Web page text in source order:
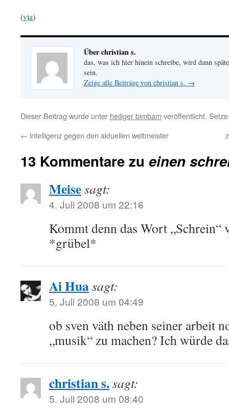
(via)
Über christian s.
das, was ich hier hinein schreibe, wird dann
sein.
Zeige alle Beiträge von christian s. →
Dieser Beitrag wurde unter heiliger bimbam veröffentlicht.
← intelligenz gegen den aktuellen weltmeister
13 Kommentare zu einen
Meisesagt:
4. Juli 2008 um 22:16
Kommt denn das Wort „Schrein“
*grübel*
Ai Huasagt:
5. Juli 2008 um 04:49
ob sven väth neben seiner arbeit
„musik“ zu machen? Ich würde
christian s.sagt:
5. Juli 2008 um 08:40